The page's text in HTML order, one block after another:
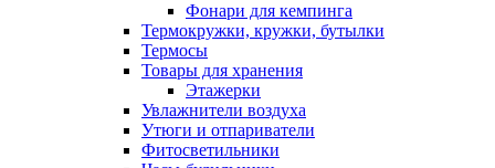
Фонари для кемпинга
Термокружки, кружки, бутылки
Термосы
Товары для хранения
Этажерки
Увлажнители воздуха
Утюги и отпариватели
Фитосветильники